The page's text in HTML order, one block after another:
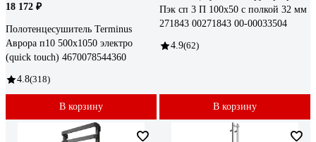
18 172 ₽
Полотенцесушитель Terminus
Аврора п10 500x1050 электро
(quick touch) 4670078544360
4.8(318)
В корзину
Пэк сп 3 П 100x50 с полкой 32 мм
271843 00271843 00-00033504
4.9(62)
В корзину